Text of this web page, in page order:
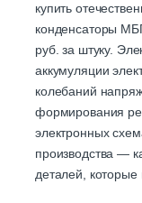
купить
конденсаторы
руб. за штуку.
аккумуляции
колебаний
формирования
электронных
производства —
деталей,